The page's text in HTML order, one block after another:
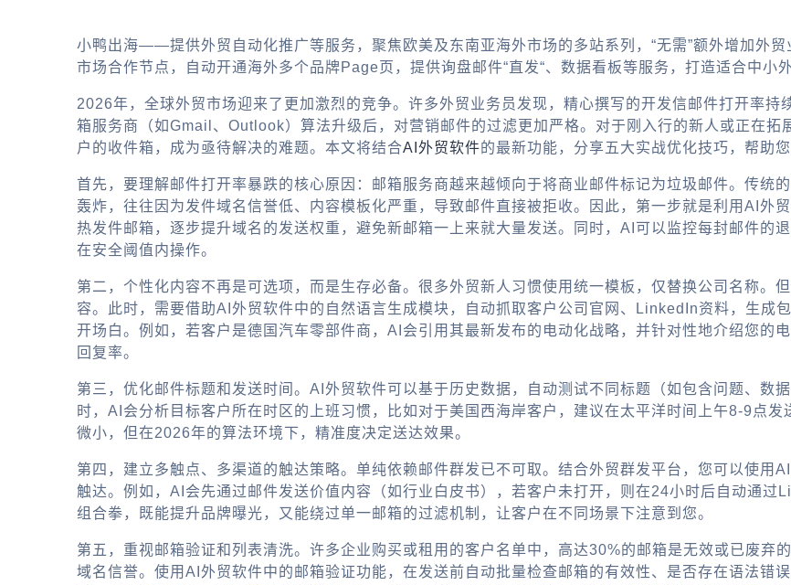
小鸭出海——提供外贸自动化推广等服务，聚焦欧美及东南亚海外市场的多站系列，“无需”额外增加外
市场合作节点，自动开通海外多个品牌Page页，提供询盘邮件“直发“、数据看板等服务，打造适合中小
2026年，全球外贸市场迎来了更加激烈的竞争。许多外贸业务员发现，精心撰写的开发信邮件打开率持
箱服务商（如Gmail、Outlook）算法升级后，对营销邮件的过滤更加严格。对于刚入行的新人或正在拓
户的收件箱，成为亟待解决的难题。本文将结合AI外贸软件的最新功能，分享五大实战优化技巧，帮助
首先，要理解邮件打开率暴跌的核心原因：邮箱服务商越来越倾向于将商业邮件标记为垃圾邮件。传统
轰炸，往往因为发件域名信誉低、内容模板化严重，导致邮件直接被拒收。因此，第一步就是利用AI外
热发件邮箱，逐步提升域名的发送权重，避免新邮箱一上来就大量发送。同时，AI可以监控每封邮件的
在安全阈值内操作。
第二，个性化内容不再是可选项，而是生存必备。很多外贸新人习惯使用统一模板，仅替换公司名称。
容。此时，需要借助AI外贸软件中的自然语言生成模块，自动抓取客户公司官网、LinkedIn资料，生成
开场白。例如，若客户是德国汽车零部件商，AI会引用其最新发布的电动化战略，并针对性地介绍您的
回复率。
第三，优化邮件标题和发送时间。AI外贸软件可以基于历史数据，自动测试不同标题（如包含问题、数
时，AI会分析目标客户所在时区的上班习惯，比如对于美国西海岸客户，建议在太平洋时间上午8-9点
微小，但在2026年的算法环境下，精准度决定送达效果。
第四，建立多触点、多渠道的触达策略。单纯依赖邮件群发已不可取。结合外贸群发平台，您可以使
触达。例如，AI会先通过邮件发送价值内容（如行业白皮书），若客户未打开，则在24小时后自动通过
组合拳，既能提升品牌曝光，又能绕过单一邮箱的过滤机制，让客户在不同场景下注意到您。
第五，重视邮箱验证和列表清洗。许多企业购买或租用的客户名单中，高达30%的邮箱是无效或已废弃
域名信誉。使用AI外贸软件中的邮箱验证功能，在发送前自动批量检查邮箱的有效性、是否存在语法错